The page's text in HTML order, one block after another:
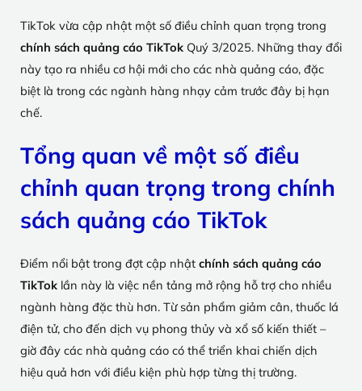
TikTok vừa cập nhật một số điều chỉnh quan trọng trong
chính sách quảng cáo TikTok Quý 3/2025. Những thay đổi
này tạo ra nhiều cơ hội mới cho các nhà quảng cáo, đặc
biệt là trong các ngành hàng nhạy cảm trước đây bị hạn
chế.
Tổng quan về một số điều
chỉnh quan trọng trong chính
sách quảng cáo TikTok
Điểm nổi bật trong đợt cập nhật chính sách quảng cáo
TikTok lần này là việc nền tảng mở rộng hỗ trợ cho nhiều
ngành hàng đặc thù hơn. Từ sản phẩm giảm cân, thuốc lá
điện tử, cho đến dịch vụ phong thủy và xổ số kiến thiết –
giờ đây các nhà quảng cáo có thể triển khai chiến dịch
hiệu quả hơn với điều kiện phù hợp từng thị trường.